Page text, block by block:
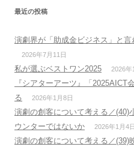
最近の投稿
演劇界が「助成金ビジネス」と
2026年7月11日
私が選ぶベストワン2025 2026年
『シアターアーツ』「2025AICT
る
2026年1月8日
演劇の創客について考える／(40)
ウンターではないか
2026年1月4日
演劇の創客について考える／(39)